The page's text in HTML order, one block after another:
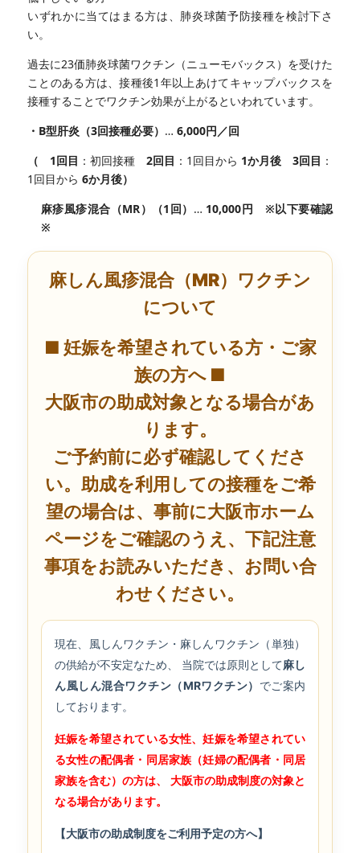
いずれかに当てはまる方は、肺炎球菌予防接種を検討下さ
い。
過去に23価肺炎球菌ワクチン（ニューモバックス）を受けた
ことのある方は、接種後1年以上あけてキャップバックスを
接種することでワクチン効果が上がるといわれています。
・B型肝炎（3回接種必要） … 6,000円／回
（ 1回目 ：初回接種 2回目 ：1回目から 1か月後 3回目 ：
1回目から 6か月後）
麻疹風疹混合（MR）（1回） … 10,000円 ※以下要確認
※
麻しん風疹混合（MR）ワクチン
について
■ 妊娠を希望されている方・ご家
族の方へ ■
大阪市の助成対象となる場合があ
ります。
ご予約前に必ず確認してくださ
い。助成を利用しての接種をご希
望の場合は、事前に大阪市ホーム
ページをご確認のうえ、下記注意
事項をお読みいただき、お問い合
わせください。
現在、風しんワクチン・麻しんワクチン（単独）
の供給が不安定なため、 当院では原則として麻し
ん風しん混合ワクチン（MRワクチン） でご案内
しております。
妊娠を希望されている女性、妊娠を希望されてい
る女性の配偶者・同居家族（妊婦の配偶者・同居
家族を含む）の方は、 大阪市の助成制度の対象と
なる場合があります。
【大阪市の助成制度をご利用予定の方へ】